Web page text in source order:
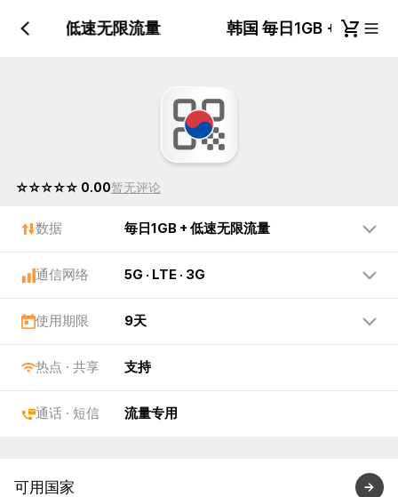
1GB + 低速无限流量 韩国 毎日1GB + 低速
☆☆☆☆☆ 0.00暂无评论
数据 毎日1GB + 低速无限流量
通信网络 5G · LTE · 3G
使用期限 9天
热点 · 共享 支持
通话 · 短信 流量专用
可用国家